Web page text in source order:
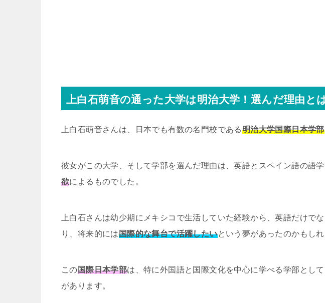
上白石萌音の通った大学は明治大学！選んだ理由と
上白石萌音さんは、日本でも有数の名門校である明治大学国際日本学部
彼女がこの大学、そして学部を選んだ理由は、英語とスペイン語の語
欲によるものでした。
上白石さんは幼少期にメキシコで生活していた経験から、英語だけで
り、将来的には国際的な舞台で活躍したいという夢があったのかもしれ
この国際日本学部は、特に外国語と国際文化を中心に学べる学部とし
があります。